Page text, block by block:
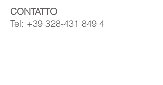
CONTATTO
Tel: +39 328-431 849 4